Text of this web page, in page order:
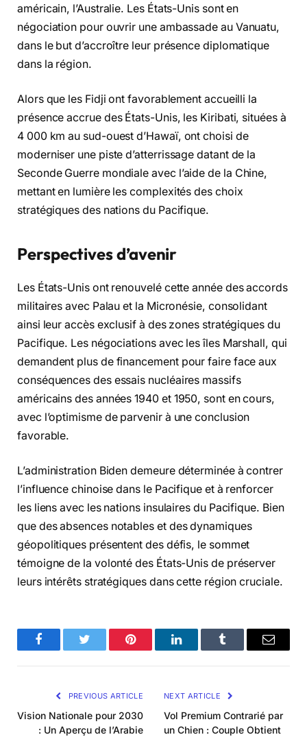
américain, l’Australie. Les États-Unis sont en
négociation pour ouvrir une ambassade au Vanuatu,
dans le but d’accroître leur présence diplomatique
dans la région.
Alors que les Fidji ont favorablement accueilli la
présence accrue des États-Unis, les Kiribati, situées à
4 000 km au sud-ouest d’Hawaï, ont choisi de
moderniser une piste d’atterrissage datant de la
Seconde Guerre mondiale avec l’aide de la Chine,
mettant en lumière les complexités des choix
stratégiques des nations du Pacifique.
Perspectives d’avenir
Les États-Unis ont renouvelé cette année des accords
militaires avec Palau et la Micronésie, consolidant
ainsi leur accès exclusif à des zones stratégiques du
Pacifique. Les négociations avec les îles Marshall, qui
demandent plus de financement pour faire face aux
conséquences des essais nucléaires massifs
américains des années 1940 et 1950, sont en cours,
avec l’optimisme de parvenir à une conclusion
favorable.
L’administration Biden demeure déterminée à contrer
l’influence chinoise dans le Pacifique et à renforcer
les liens avec les nations insulaires du Pacifique. Bien
que des absences notables et des dynamiques
géopolitiques présentent des défis, le sommet
témoigne de la volonté des États-Unis de préserver
leurs intérêts stratégiques dans cette région cruciale.
FacebookTwitter Pinterest LinkedInTumblr Email
PREVIOUS ARTICLE
Vision Nationale pour 2030
: Un Aperçu de l’Arabie
NEXT ARTICLE
Vol Premium Contrarié par
un Chien : Couple Obtient